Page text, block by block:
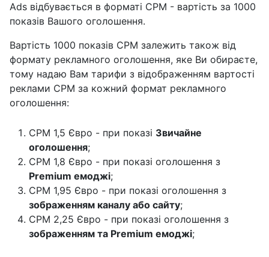
Ads відбувається в форматі CPM - вартість за 1000
показів Вашого оголошення.
Вартість 1000 показів CPM залежить також від
формату рекламного оголошення, яке Ви обираєте,
тому надаю Вам тарифи з відображенням вартості
реклами CPM за кожний формат рекламного
оголошення:
CPM 1,5 Євро - при показі Звичайне
оголошення;
CPM 1,8 Євро - при показі оголошення з
Premium емоджі;
CPM 1,95 Євро - при показі оголошення з
зображенням каналу або сайту;
CPM 2,25 Євро - при показі оголошення з
зображенням та Premium емоджі;